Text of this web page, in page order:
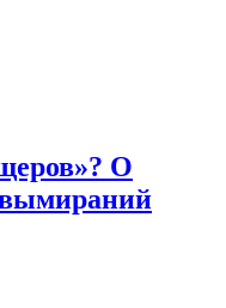
О
вымираний